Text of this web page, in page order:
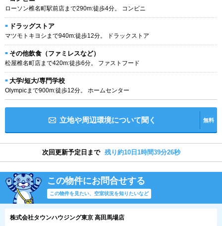
ローソン椎名町駅前店まで290m:徒歩4分。 コンビニ
ドラッグストア
マツモトキヨシまで940m:徒歩12分。 ドラックストア
その他飲食（ファミレスなど）
松屋椎名町店まで420m:徒歩6分。 ファストフード
大学/短大/専門学校
Olympicまで900m:徒歩12分。 ホームセンター
立地や周辺環境について聞く 無料
次回更新予定日まで 残り約10日1時間39分25秒
この物件にお問合せする
この物件を見たい、空室状況を知りたいなど
株式会社タウンハウジング東京 高田馬場店